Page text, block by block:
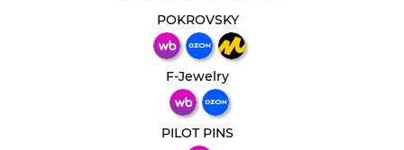
POKROVSKY
F-Jewelry
PILOT PINS